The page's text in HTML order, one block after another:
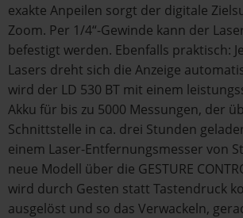
exakte Anpeilen sorgt der digitale
Zoom. Per 1/4“-Gewinde kann der
befestigt werden. Ebenfalls praktisch:
Lasers dreht sich die Anzeige
wird der LD 530 BT mit einem
Akku für bis zu 5000 Messungen, der
Schnittstelle in ca. drei Stunden
einem Laser-Entfernungsmesser von
neue Modell über die GESTURE
wird durch Gesten statt Tastendruck
ausgelöst und so das Verwackeln,